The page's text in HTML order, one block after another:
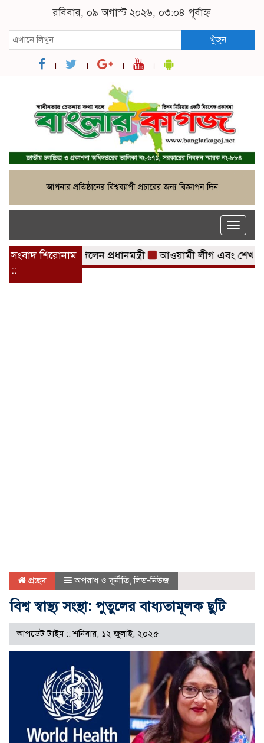
রবিবার, ০৯ অগাস্ট ২০২৬, ০৩:০৪ পূর্বাহ্ন
খুঁজুন
Toggle
সংবাদ শিরোনাম
::
উপহার দিলেন প্রধানমন্ত্রী আওয়ামী লীগ এবং শেখ
প্রচ্ছদ অপরাধ ও দুর্নীতি,লিড-নিউজ
বিশ্ব স্বাস্থ্য সংস্থা: পুতুলের বাধ্যতামূলক ছুটি
আপডেট টাইম :: শনিবার, ১২ জুলাই, ২০২৫